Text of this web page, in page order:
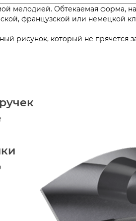
мелодией. Обтекаемая форма,
французской или немецкой
рисунок, который не